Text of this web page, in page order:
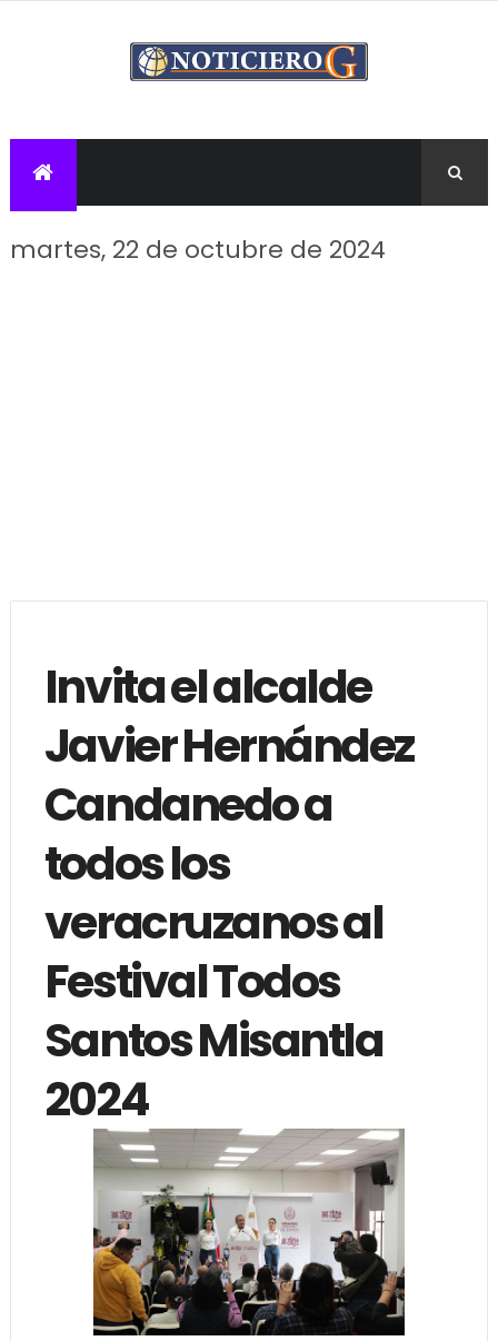
martes, 22 de octubre de 2024
Invita el alcalde
Javier Hernández
Candanedo a
todos los
veracruzanos al
Festival Todos
Santos Misantla
2024